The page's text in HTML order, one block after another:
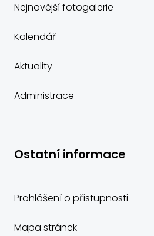
Nejnovější fotogalerie
Kalendář
Aktuality
Administrace
Ostatní informace
Prohlášení o přístupnosti
Mapa stránek